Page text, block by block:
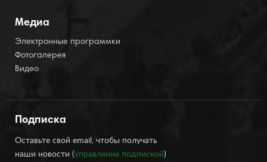
Медиа
Электронные программки
Фотогалерея
Видео
Подписка
Оставьте свой email, чтобы получать
наши новости (управление подпиской)